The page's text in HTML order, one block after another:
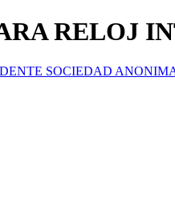
RELOJ
SOCIEDAD